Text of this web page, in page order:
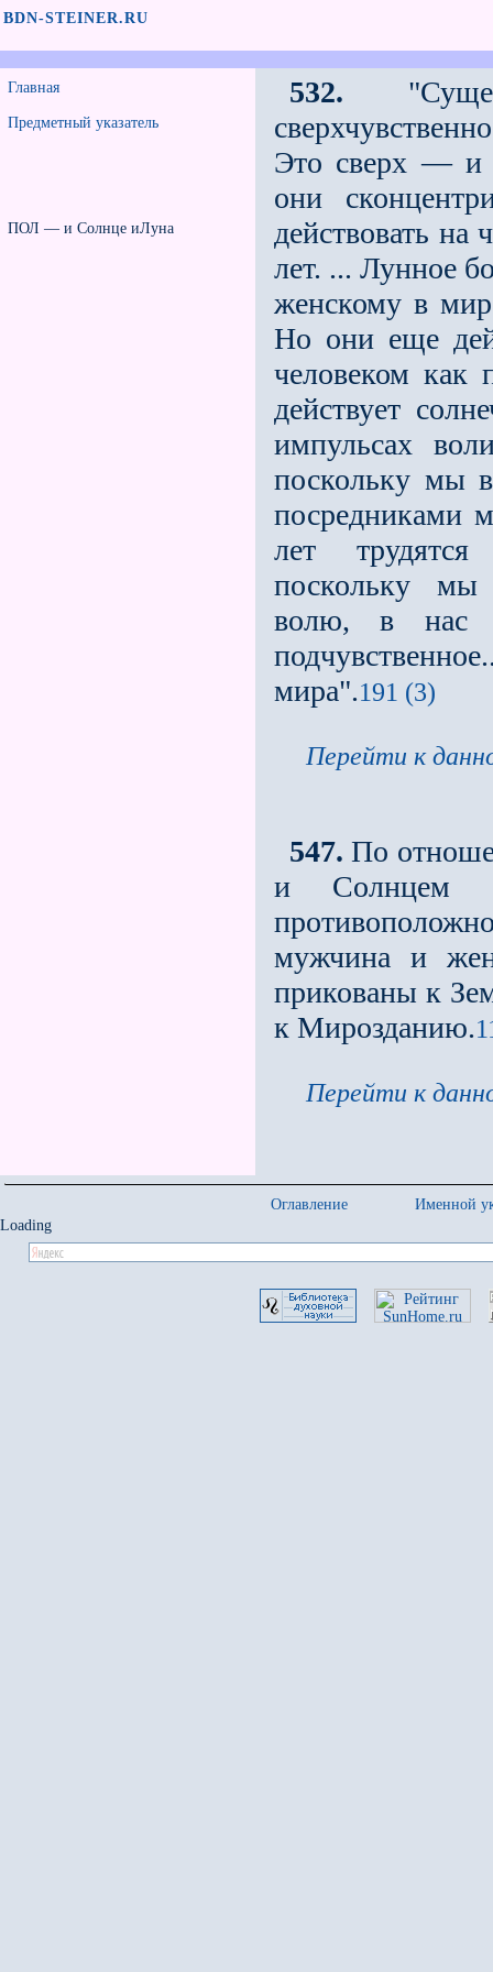
BDN-STEINER.RU
Главная
Предметный указатель
ПОЛ — и Солнце иЛуна
532.
Это сверх — и
они
действовать
лет. ... Лунное
женскому в
Но они еще
человеком как
действует
импульсах
поскольку мы
посредниками
лет трудятся
поскольку мы
волю, в нас
мира".191 (3)
Перейти к
547. По
и Солнцем
мужчина и
прикованы к
к Мирозданию.
Перейти к
Оглавление
Именной
Loading